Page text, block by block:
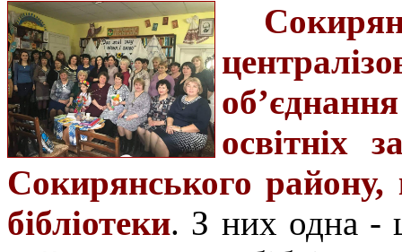
освітніх
Сокирянського району,
бібліотеки. З них одна -